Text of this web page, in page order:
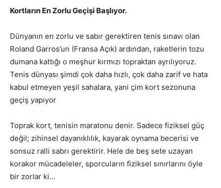
Kortların En Zorlu Geçişi Başlıyor.
Dünyanın en zorlu ve sabır gerektiren tenis sınavı olan
Roland Garros’un (Fransa Açık) ardından, raketlerin tozu
dumana kattığı o meşhur kırmızı topraktan ayrılıyoruz.
Tenis dünyası şimdi çok daha hızlı, çok daha zarif ve hata
kabul etmeyen yeşil sahalara, yani çim kort sezonuna
geçiş yapıyor
Toprak kort, tenisin maratonu denir. Sadece fiziksel güç
değil; zihinsel dayanıklılık, kayarak oynama becerisi ve
sonsuz ralli sabrı gerektirir. Hele de beş sete uzayan
korakor mücadeleler, sporcuların fiziksel sınırlarını öyle
bir zorlar ki…